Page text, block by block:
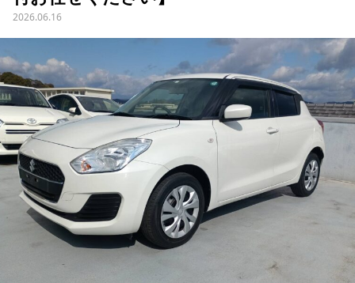
2026.06.16